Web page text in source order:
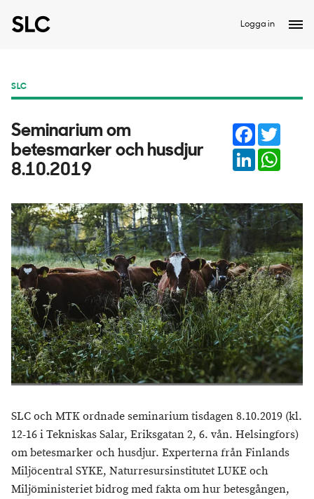
Logga in
SLC
Seminarium om
betesmarker och husdjur
8.10.2019
Facebook
LinkedIn
SLC och MTK ordnade seminarium tisdagen 8.10.2019 (kl.
12-16 i Tekniskas Salar, Eriksgatan 2, 6. vån. Helsingfors)
om betesmarker och husdjur. Experterna från Finlands
Miljöcentral SYKE, Naturresursinstitutet LUKE och
Miljöministeriet bidrog med fakta om hur betesgången,